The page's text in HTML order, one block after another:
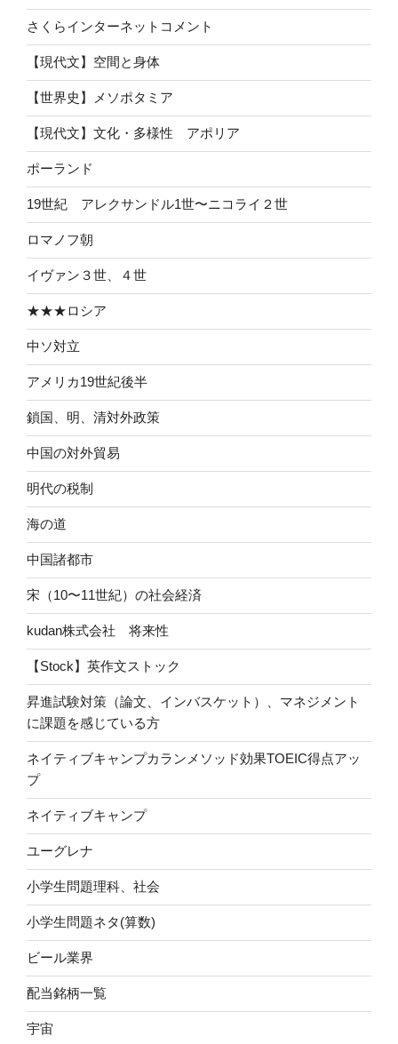
さくらインターネットコメント
【現代文】空間と身体
【世界史】メソポタミア
【現代文】文化・多様性 アポリア
ポーランド
19世紀 アレクサンドル1世〜ニコライ２世
ロマノフ朝
イヴァン３世、４世
★★★ロシア
中ソ対立
アメリカ19世紀後半
鎖国、明、清対外政策
中国の対外貿易
明代の税制
海の道
中国諸都市
宋（10〜11世紀）の社会経済
kudan株式会社 将来性
【Stock】英作文ストック
昇進試験対策（論文、インバスケット）、マネジメント
に課題を感じている方
ネイティブキャンプカランメソッド効果TOEIC得点アッ
プ
ネイティブキャンプ
ユーグレナ
小学生問題理科、社会
小学生問題ネタ(算数)
ビール業界
配当銘柄一覧
宇宙